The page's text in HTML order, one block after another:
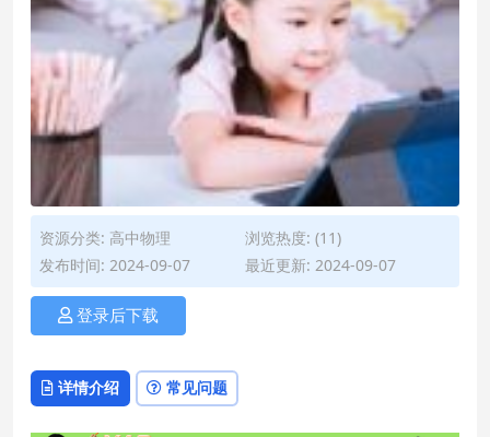
资源分类: 高中物理
浏览热度: (11)
发布时间: 2024-09-07
最近更新: 2024-09-07
登录后下载
详情介绍 常见问题